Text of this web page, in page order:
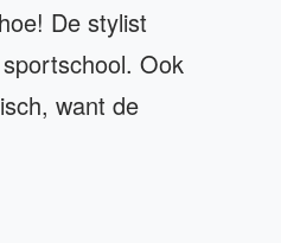
De stylist
Ook
want de